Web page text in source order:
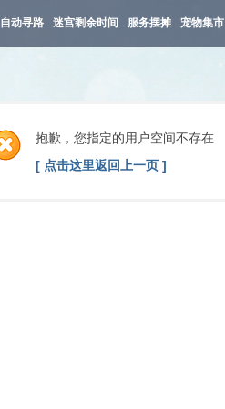
自动寻路 迷宫剩余时间 服务摆摊 宠物集市
抱歉，您指定的用户空间不存在
[ 点击这里返回上一页 ]